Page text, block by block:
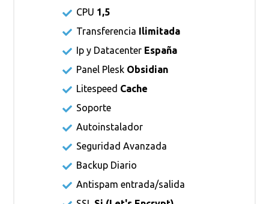
CPU 1,5
Transferencia Ilimitada
Ip y Datacenter España
Panel Plesk Obsidian
Litespeed Cache
Soporte
Autoinstalador
Seguridad Avanzada
Backup Diario
Antispam entrada/salida